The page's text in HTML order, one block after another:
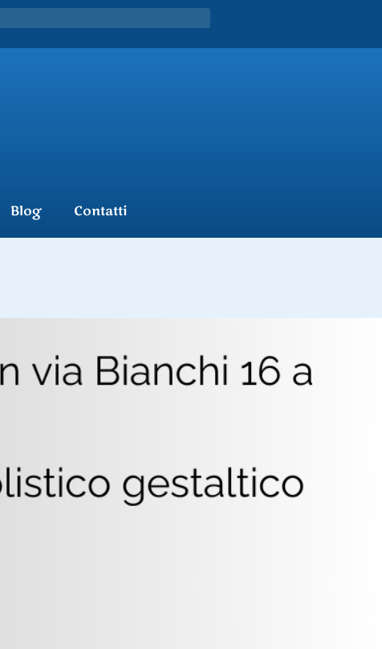
Blog Contatti